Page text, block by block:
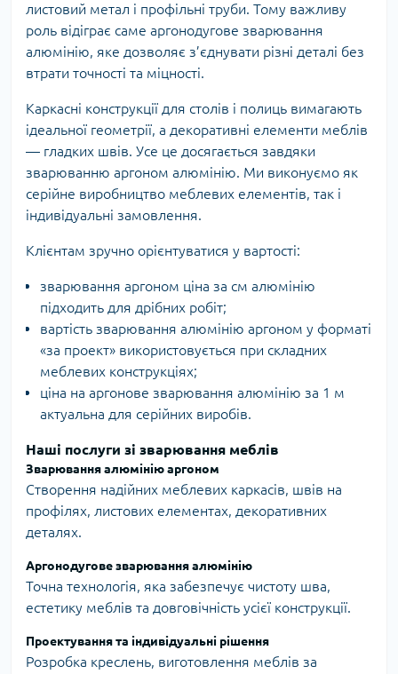
листовий метал і профільні труби. Тому важливу
роль відіграє саме аргонодугове зварювання
алюмінію, яке дозволяє з’єднувати різні деталі без
втрати точності та міцності.
Каркасні конструкції для столів і полиць вимагають
ідеальної геометрії, а декоративні елементи меблів
— гладких швів. Усе це досягається завдяки
зварюванню аргоном алюмінію. Ми виконуємо як
серійне виробництво меблевих елементів, так і
індивідуальні замовлення.
Клієнтам зручно орієнтуватися у вартості:
зварювання аргоном ціна за см алюмінію
підходить для дрібних робіт;
вартість зварювання алюмінію аргоном у форматі
«за проект» використовується при складних
меблевих конструкціях;
ціна на аргонове зварювання алюмінію за 1 м
актуальна для серійних виробів.
Наші послуги зі зварювання меблів
Зварювання алюмінію аргоном
Створення надійних меблевих каркасів, швів на
профілях, листових елементах, декоративних
деталях.
Аргонодугове зварювання алюмінію
Точна технологія, яка забезпечує чистоту шва,
естетику меблів та довговічність усієї конструкції.
Проектування та індивідуальні рішення
Розробка креслень, виготовлення меблів за